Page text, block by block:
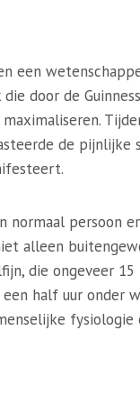
een
door de
de pijnlijke
persoon
alleen
die ongeveer
​​half uur onder
fysiologie